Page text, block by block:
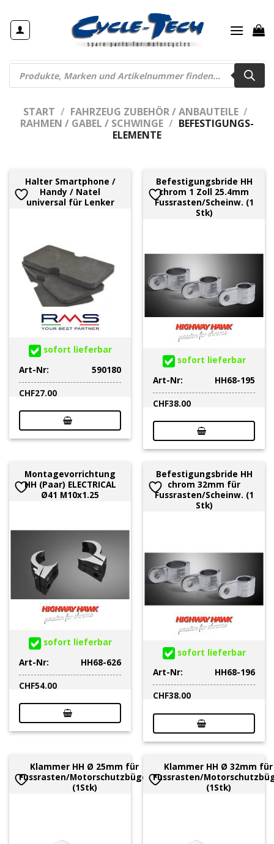
Inhalt
springen
Products
search
START / FAHRZEUG ZUBEHÖR / ANBAUTEILE /
RAHMEN / GABEL / SCHWINGE / BEFESTIGUNGS-
ELEMENTE
Halter Smartphone /
Handy / Natel
universal für Lenker
sofort lieferbar
Art-Nr:
590180
CHF27.00
Befestigungsbride HH
chrom 1 Zoll 25.4mm
Fussrasten/Scheinw. (1
Stk)
sofort lieferbar
Art-Nr:
HH68-195
CHF38.00
Montagevorrichtung
HH (Paar) ELECTRICAL
Ø41 M10x1.25
sofort lieferbar
Art-Nr:
HH68-626
CHF54.00
Befestigungsbride HH
chrom 32mm für
Fussrasten/Scheinw. (1
Stk)
sofort lieferbar
Art-Nr:
HH68-196
CHF38.00
Klammer HH Ø 25mm für
Fussrasten/Motorschutzbügel
(1Stk)
Klammer HH Ø 32mm für
Fussrasten/
(1Stk)